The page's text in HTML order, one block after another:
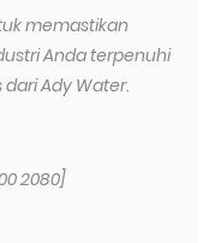
memastikan
Anda terpenuhi
Ady Water.
2080]